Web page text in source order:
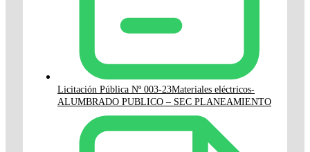
Licitación Pública Nº 003-23Materiales eléctricos-
ALUMBRADO PUBLICO – SEC PLANEAMIENTO